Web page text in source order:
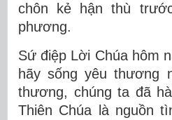
chôn kẻ hận thù
phương.
Sứ điệp Lời Chúa hôm
hãy sống yêu thương
thương, chúng ta đã
Thiên Chúa là nguồn